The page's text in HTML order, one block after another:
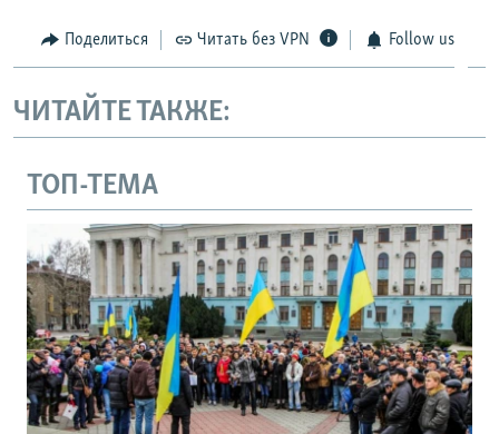
Поделиться Читать без VPN Follow us
ЧИТАЙТЕ ТАКЖЕ:
ТОП-ТЕМА